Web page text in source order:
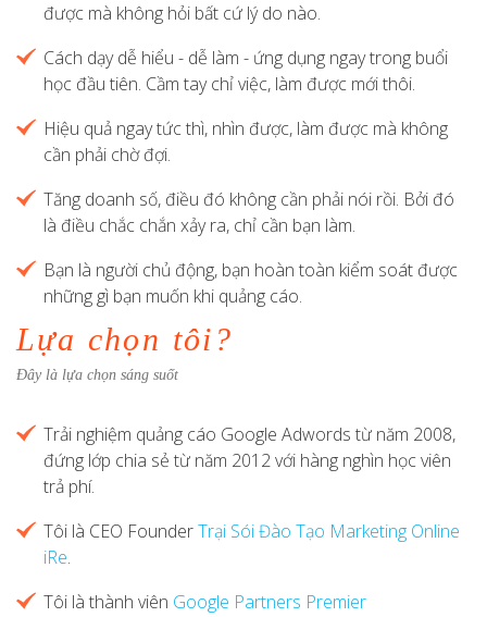
được mà không hỏi bất cứ lý do nào.
Cách dạy dễ hiểu - dễ làm - ứng dụng ngay trong buổi
học đầu tiên. Cầm tay chỉ việc, làm được mới thôi.
Hiệu quả ngay tức thì, nhìn được, làm được mà không
cần phải chờ đợi.
Tăng doanh số, điều đó không cần phải nói rồi. Bởi đó
là điều chắc chắn xảy ra, chỉ cần bạn làm.
Bạn là người chủ động, bạn hoàn toàn kiểm soát được
những gì bạn muốn khi quảng cáo.
Lựa chọn tôi?
Đây là lựa chọn sáng suốt
Trải nghiệm quảng cáo Google Adwords từ năm 2008,
đứng lớp chia sẻ từ năm 2012 với hàng nghìn học viên
trả phí.
Tôi là CEO FounderTrại Sói Đào Tạo Marketing Online
iRe.
Tôi là thành viên Google Partners Premier